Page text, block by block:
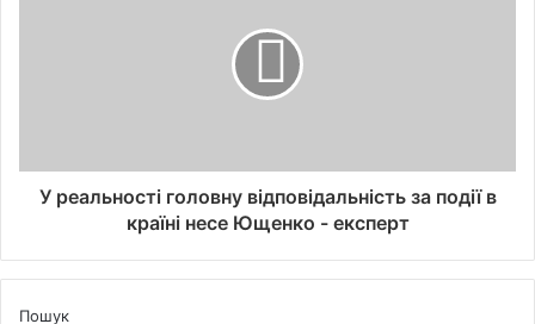
У реальності головну відповідальність за події в
країні несе Ющенко - експерт
Пошук